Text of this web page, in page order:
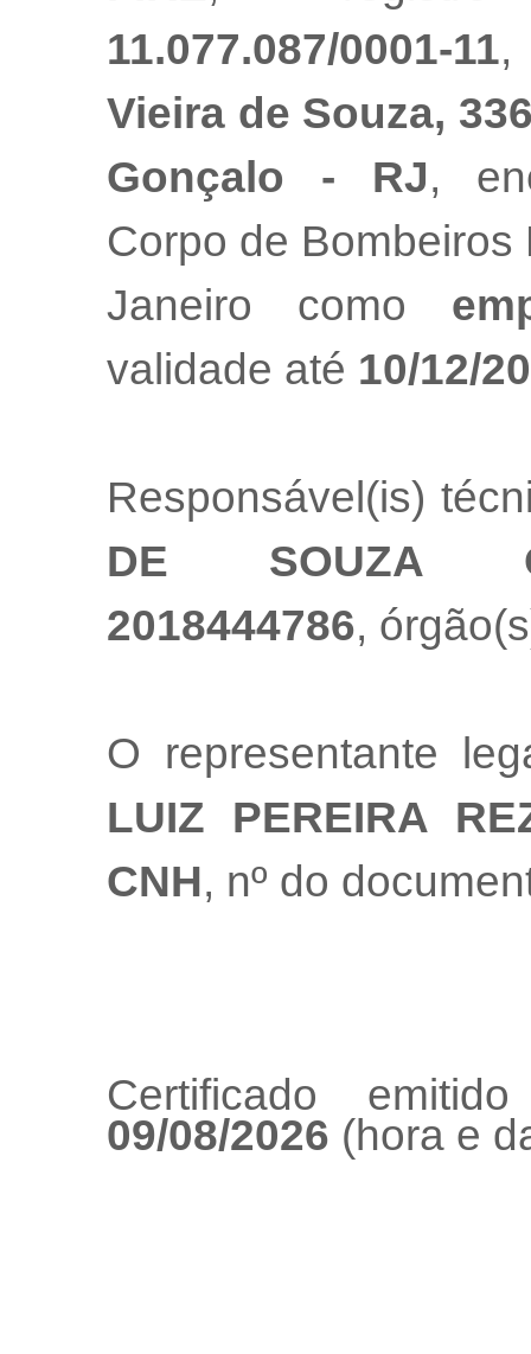
11.077.087/0001-11,
Vieira de Souza,
Gonçalo - RJ,
Corpo de
Janeiro como
validade até 10/12/
Responsável(is)
DE SOUZA
2018444786,
O representante
LUIZ PEREIRA
CNH, nº do
Certificado
09/08/2026 (hora e